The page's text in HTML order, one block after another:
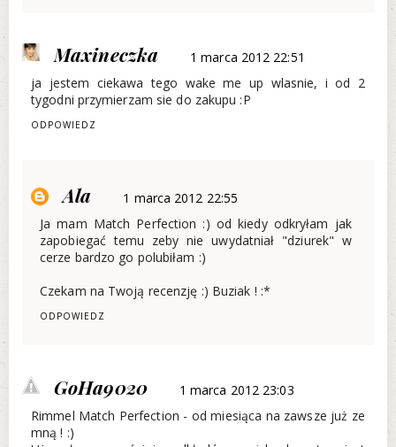
Maxineczka
1 marca 2012 22:51
ja jestem ciekawa tego wake me up wlasnie, i od 2
tygodni przymierzam sie do zakupu :P
ODPOWIEDZ
Ala
1 marca 2012 22:55
Ja mam Match Perfection :) od kiedy odkryłam jak
zapobiegać temu zeby nie uwydatniał "dziurek" w
cerze bardzo go polubiłam :)
Czekam na Twoją recenzję :) Buziak ! :*
ODPOWIEDZ
GoHa9020
1 marca 2012 23:03
Rimmel Match Perfection - od miesiąca na zawsze już ze
mną ! :)